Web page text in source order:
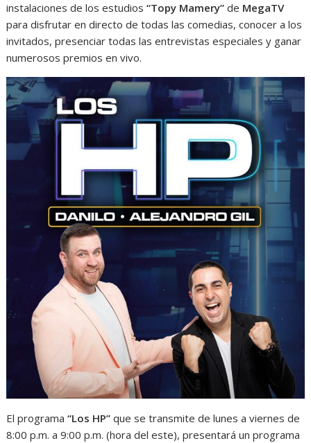
instalaciones de los estudios“Topy Mamery” de MegaTV
para disfrutar en directo de todas las comedias, conocer a los
invitados, presenciar todas las entrevistas especiales y ganar
numerosos premios en vivo.
El programa“Los HP” que se transmite de lunes a viernes de
8:00 p.m. a 9:00 p.m. (hora del este), presentará un programa